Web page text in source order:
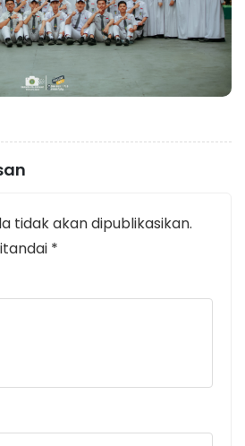
tidak akan dipublikasikan.
*